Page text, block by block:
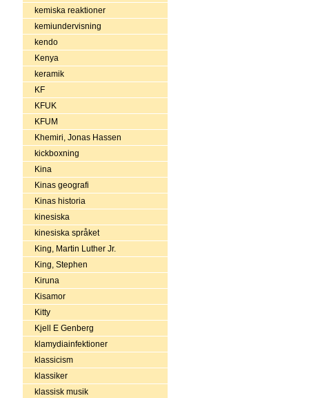
kemiska reaktioner
kemiundervisning
kendo
Kenya
keramik
KF
KFUK
KFUM
Khemiri, Jonas Hassen
kickboxning
Kina
Kinas geografi
Kinas historia
kinesiska
kinesiska språket
King, Martin Luther Jr.
King, Stephen
Kiruna
Kisamor
Kitty
Kjell E Genberg
klamydiainfektioner
klassicism
klassiker
klassisk musik